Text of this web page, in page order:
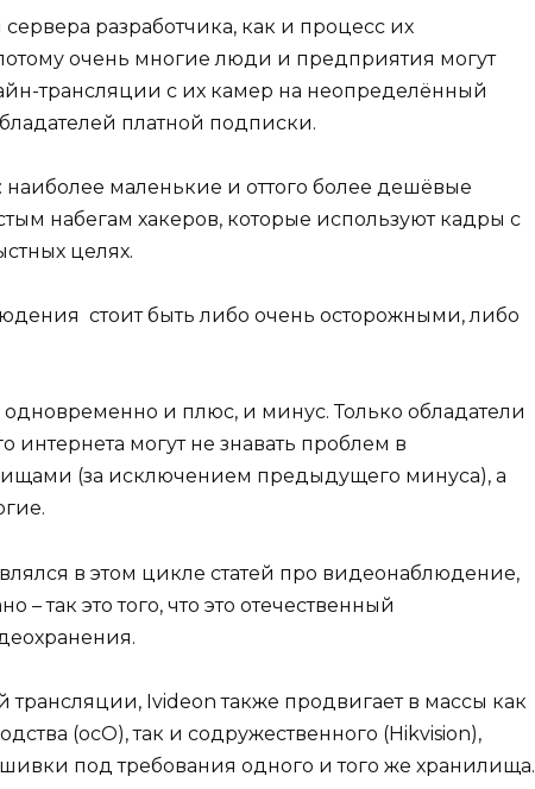
разработчика, как и процесс их
очень многие люди и предприятия могут
трансляции с их камер на неопределённый
платной подписки.
маленькие и оттого более дешёвые
набегам хакеров, которые используют кадры с
целях.
стоит быть либо очень осторожными, либо
одновременно и плюс, и минус. Только обладатели
интернета могут не знавать проблем в
(за исключением предыдущего минуса), а
в этом цикле статей про видеонаблюдение,
– так это того, что это отечественный
трансляции, Ivideon также продвигает в массы как
(ocO), так и содружественного (Hikvision),
под требования одного и того же хранилища.